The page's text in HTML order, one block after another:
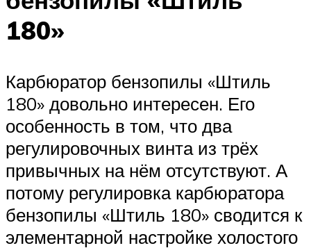
180»
Карбюратор бензопилы «Штиль
180» довольно интересен. Его
особенность в том, что два
регулировочных винта из трёх
привычных на нём отсутствуют. А
потому регулировка карбюратора
бензопилы «Штиль 180» сводится к
элементарной настройке холостого